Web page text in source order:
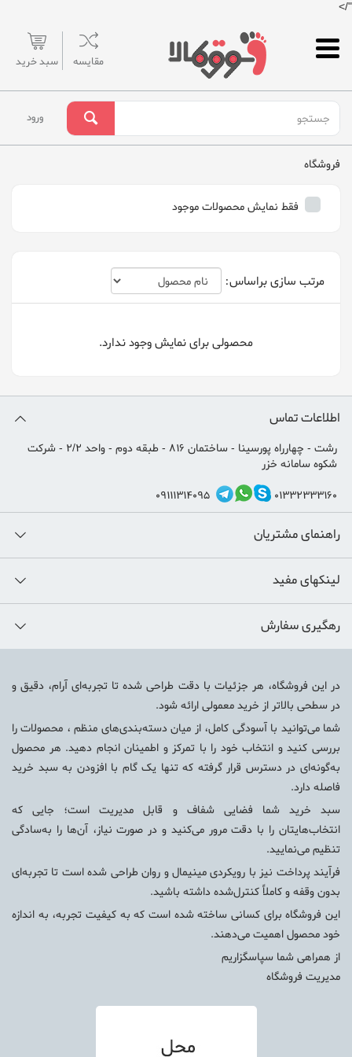
"/>
مقایسه سبد خرید
ورود
فروشگاه
فقط نمایش محصولات موجود
مرتب سازی براساس:
محصولی برای نمایش وجود ندارد.
اطلاعات تماس
رشت - چهارراه پورسینا - ساختمان 816 - طبقه دوم - واحد 2/2 - شرکت
شکوه سامانه خزر
01332333160
09111314095
راهنمای مشتریان
لینکهای مفید
رهگیری سفارش
در این فروشگاه، هر جزئیات با دقت طراحی شده تا تجربه‌ای آرام، دقیق و
در سطحی بالاتر از خرید معمولی ارائه شود.
شما می‌توانید با آسودگی کامل، از میان دسته‌بندی‌های منظم ، محصولات را
بررسی کنید و انتخاب خود را با تمرکز و اطمینان انجام دهید. هر محصول
به‌گونه‌ای در دسترس قرار گرفته که تنها یک گام با افزودن به سبد خرید
فاصله دارد.
سبد خرید شما فضایی شفاف و قابل مدیریت است؛ جایی که
انتخاب‌هایتان را با دقت مرور می‌کنید و در صورت نیاز، آن‌ها را به‌سادگی
تنظیم می‌نمایید.
فرآیند پرداخت نیز با رویکردی مینیمال و روان طراحی شده است تا تجربه‌ای
بدون وقفه و کاملاً کنترل‌شده داشته باشید.
این فروشگاه برای کسانی ساخته شده است که به کیفیت تجربه، به اندازه
خود محصول اهمیت می‌دهند.
از همراهی شما سپاسگزاریم
مدیریت فروشگاه